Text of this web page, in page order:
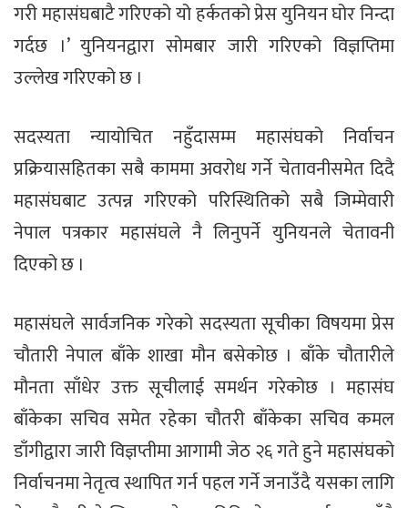
गरी महासंघबाटै गरिएको यो हर्कतको प्रेस युनियन घोर निन्दा
गर्दछ ।’ युनियनद्वारा सोमबार जारी गरिएको विज्ञप्तिमा
उल्लेख गरिएको छ ।
सदस्यता न्यायोचित नहुँदासम्म महासंघको निर्वाचन
प्रक्रियासहितका सबै काममा अवरोध गर्ने चेतावनीसमेत दिदै
महासंघबाट उत्पन्न गरिएको परिस्थितिको सबै जिम्मेवारी
नेपाल पत्रकार महासंघले नै लिनुपर्ने युनियनले चेतावनी
दिएको छ ।
महासंघले सार्वजनिक गरेको सदस्यता सूचीका विषयमा प्रेस
चौतारी नेपाल बाँके शाखा मौन बसेकोछ । बाँके चौतारीले
मौनता साँधेर उक्त सूचीलाई समर्थन गरेकोछ । महासंघ
बाँकेका सचिव समेत रहेका चौतरी बाँकेका सचिव कमल
डाँगीद्वारा जारी विज्ञप्तीमा आगामी जेठ २६ गते हुने महासंघको
निर्वाचनमा नेतृत्व स्थापित गर्न पहल गर्ने जनाउँदै यसका लागि